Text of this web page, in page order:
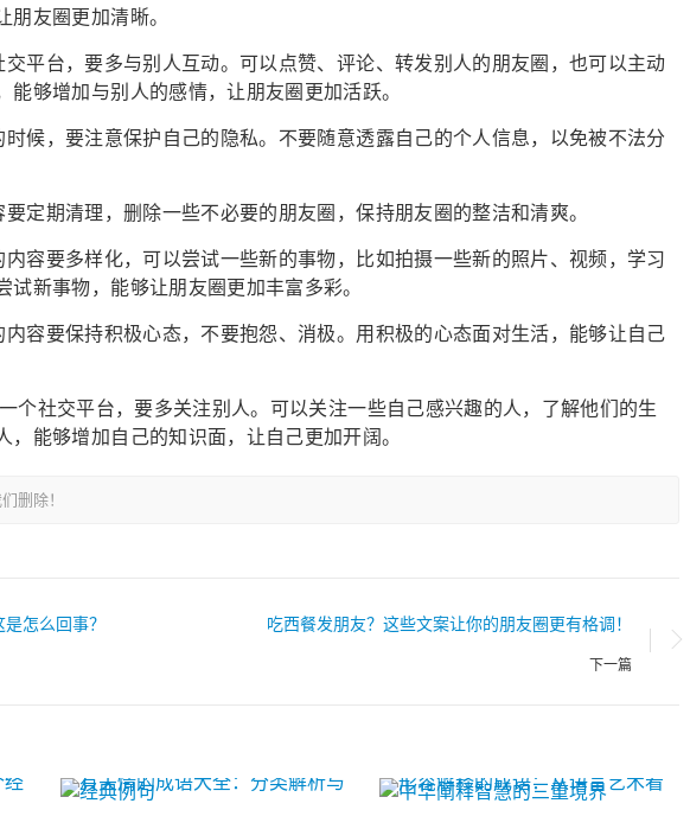
朋友圈更加清晰。
平台，要多与别人互动。可以点赞、评论、转发别人的朋友圈，也可以主动
能够增加与别人的感情，让朋友圈更加活跃。
候，要注意保护自己的隐私。不要随意透露自己的个人信息，以免被不法分
定期清理，删除一些不必要的朋友圈，保持朋友圈的整洁和清爽。
容要多样化，可以尝试一些新的事物，比如拍摄一些新的照片、视频，学习
新事物，能够让朋友圈更加丰富多彩。
容要保持积极心态，不要抱怨、消极。用积极的心态面对生活，能够让自己
个社交平台，要多关注别人。可以关注一些自己感兴趣的人，了解他们的生
，能够增加自己的知识面，让自己更加开阔。
删除！
怎么回事？ 吃西餐发朋友？这些文案让你的朋友圈更有格调！
下一篇